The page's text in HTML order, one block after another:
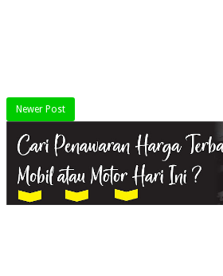
Newer Post